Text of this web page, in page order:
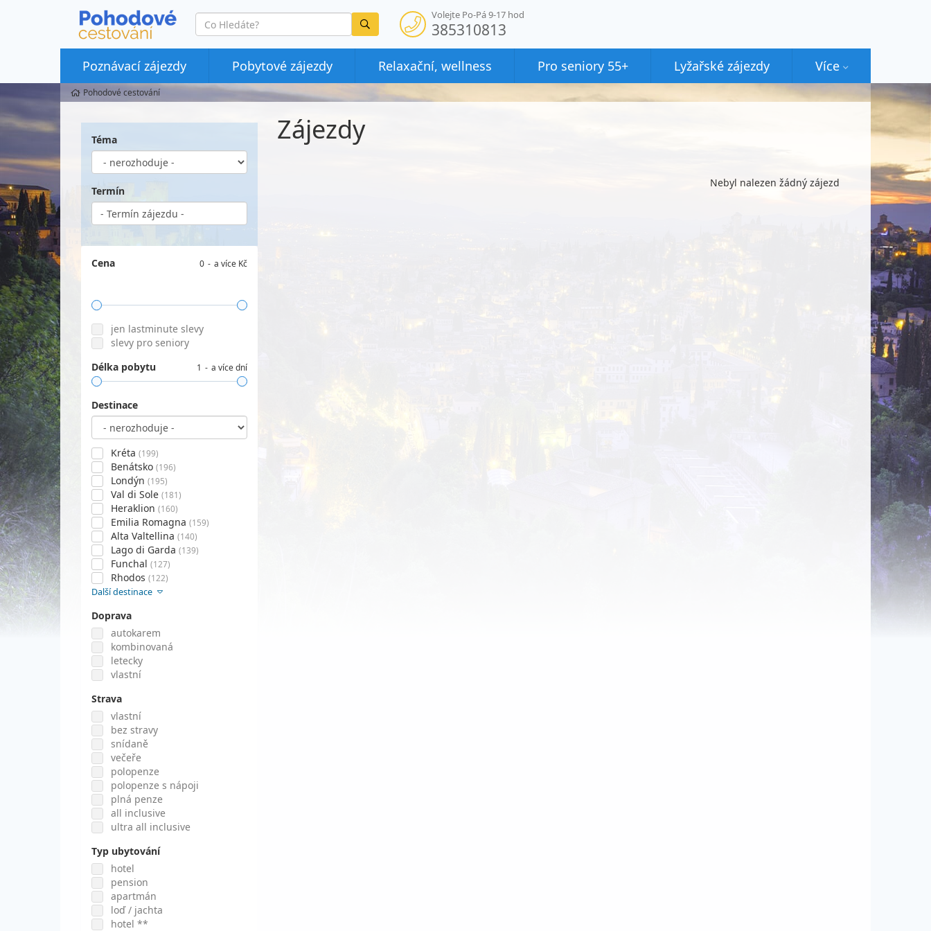
co
hledáte
Vyhledat
Volejte Po-Pá 9-17 hod
385310813
Poznávací zájezdy Pobytové zájezdy Relaxační, wellness Pro seniory 55+ Lyžařské zájezdy Více
Pohodové cestování
Zájezdy
Téma
Termín
Cena 0 a více Kč
jen lastminute slevy
slevy pro seniory
Délka pobytu
1 a více dní
Destinace
Kréta (199)
Benátsko (196)
Londýn (195)
Val di Sole (181)
Heraklion (160)
Emilia Romagna (159)
Alta Valtellina (140)
Lago di Garda (139)
Funchal (127)
Rhodos (122)
Další destinace
Doprava
autokarem
kombinovaná
letecky
vlastní
Strava
vlastní
bez stravy
snídaně
večeře
polopenze
polopenze s nápoji
plná penze
all inclusive
ultra all inclusive
Typ ubytování
hotel
pension
apartmán
loď / jachta
hotel **
Nebyl nalezen žádný zájezd